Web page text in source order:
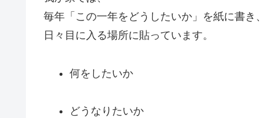
毎年「この一年をどうしたいか」を紙に書き、
日々目に入る場所に貼っています。
何をしたいか
どうなりたいか